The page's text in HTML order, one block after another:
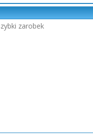
zarobek